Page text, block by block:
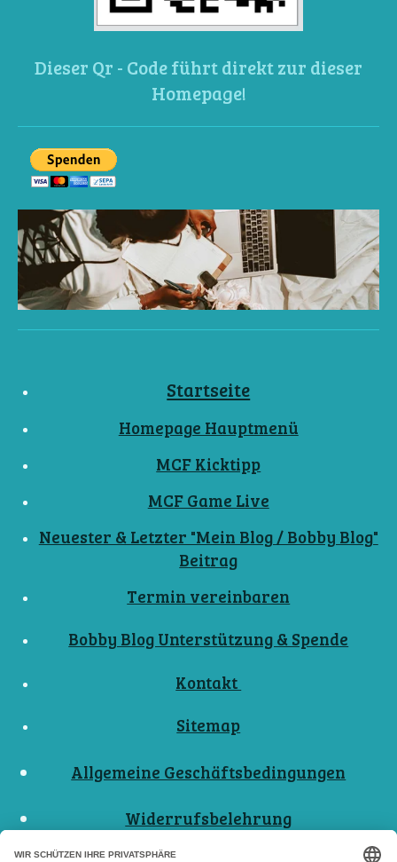
Dieser Qr - Code führt direkt zur dieser
Homepage!
Startseite
Homepage Hauptmenü
MCF Kicktipp
MCF Game Live
Neuester & Letzter "Mein Blog / Bobby Blog"
Beitrag
Termin vereinbaren
Bobby Blog Unterstützung & Spende
Kontakt
Sitemap
Allgemeine Geschäftsbedingungen
Widerrufsbelehrung